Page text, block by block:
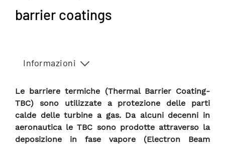
barrier coatings
Informazioni
Le barriere termiche (Thermal Barrier Coating-
TBC) sono utilizzate a protezione delle parti
calde delle turbine a gas. Da alcuni decenni in
aeronautica le TBC sono prodotte attraverso la
deposizione in fase vapore (Electron Beam